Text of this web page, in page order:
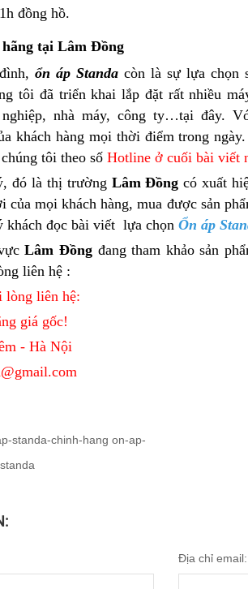
đồng hồ.
tại Lâm Đồng
ổn áp Standacòn là sự lựa chọn
tôi đã triển khai lắp đặt rất nhiều
nhà máy, công ty…tại đây.
khách hàng mọi thời điểm trong
tôi theo số Hotline ở cuối bài viết
đó là thị trường Lâm Đồng có xuất
của mọi khách hàng, mua được sản
khách đọc bài viết lựa chọn Ổn áp
Lâm Đồng đang tham khảo sản
liên hệ :
liên hệ:
giá gốc!
- Hà Nội
standa-chinh-hang on-ap-
standa
Địa chỉ email: